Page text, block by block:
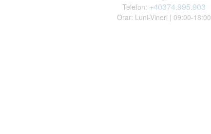
Telefon: +40374.995.903
Orar: Luni-Vineri | 09:00-18:00